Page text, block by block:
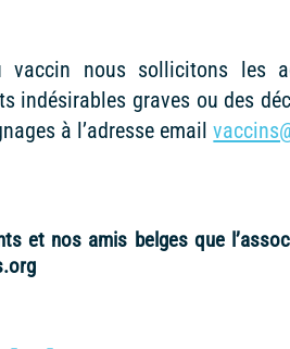
vaccin nous sollicitons les
indésirables graves ou des
à l’adresse email
et nos amis belges que